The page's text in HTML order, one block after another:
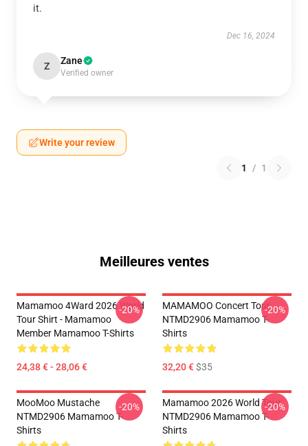
it.
Dec 16, 2024
Z Zane
Verified owner
Write your review
1 / 1
Meilleures ventes
Mamamoo 4Ward 2026 World
Tour Shirt - Mamamoo
Member Mamamoo T-Shirts
24,38 € - 28,06 €
-20%
MAMAMOO Concert Tour
NTMD2906 Mamamoo T-
Shirts
32,20 €$35
-20%
MooMoo Mustache
NTMD2906 Mamamoo T-
Shirts
-20%
Mamamoo 2026 World Tour
NTMD2906 Mamamoo T-
Shirts
-20%